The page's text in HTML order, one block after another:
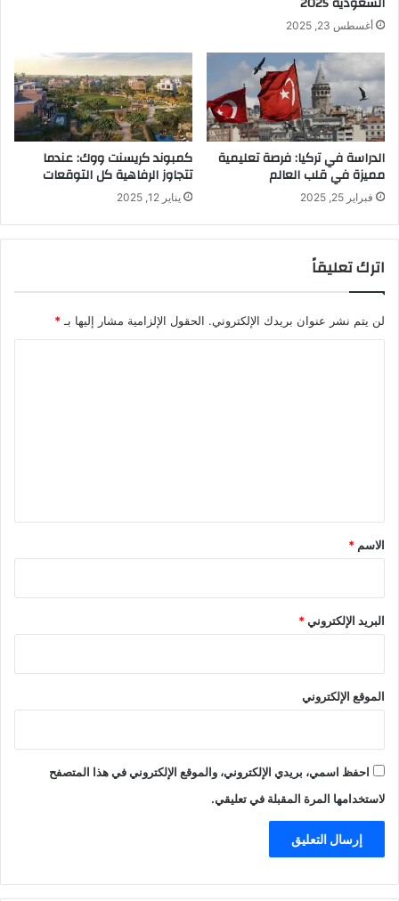
أغسطس 23, 2025
الدراسة في تركيا: فرصة تعليمية
مميزة في قلب العالم
فبراير 25, 2025
كمبوند كريسنت ووك: عندما
تتجاوز الرفاهية كل التوقعات
يناير 12, 2025
اترك تعليقاً
لن يتم نشر عنوان بريدك الإلكتروني. الحقول الإلزامية مشار إليها بـ *
*
الاسم *
البريد الإلكتروني*
الموقع الإلكتروني
احفظ اسمي، بريدي الإلكتروني، والموقع الإلكتروني في هذا المتصفح
لاستخدامها المرة المقبلة في تعليقي.